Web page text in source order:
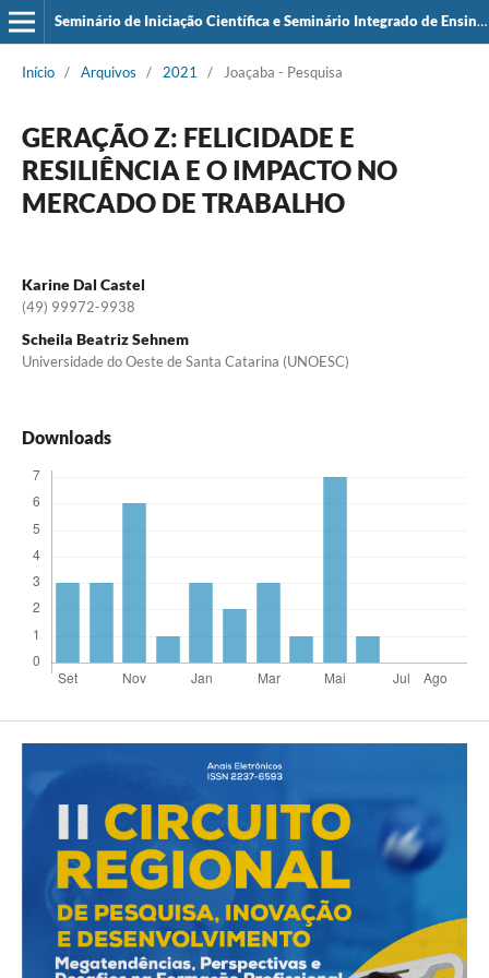
Seminário de Iniciação Científica e Seminário Integrado de Ensino, Pesquisa e Extensão (SIEPE)
Início / Arquivos / 2021 / Joaçaba - Pesquisa
GERAÇÃO Z: FELICIDADE E
RESILIÊNCIA E O IMPACTO NO
MERCADO DE TRABALHO
Karine Dal Castel
(49) 99972-9938
Scheila Beatriz Sehnem
Universidade do Oeste de Santa Catarina (UNOESC)
Downloads